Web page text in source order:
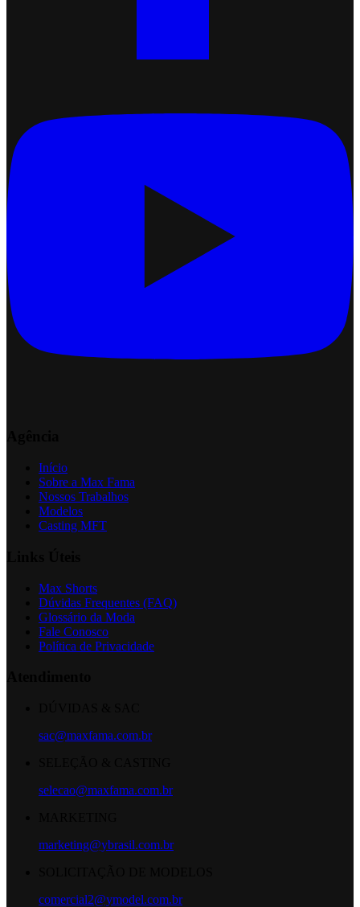
Início
Sobre a Max Fama
Nossos Trabalhos
Modelos
Casting MFT
Max Shorts
Dúvidas Frequentes (FAQ)
Glossário da Moda
Fale Conosco
Política de Privacidade
sac@maxfama.com.br
selecao@maxfama.com.br
marketing@ybrasil.com.br
comercial2@ymodel.com.br